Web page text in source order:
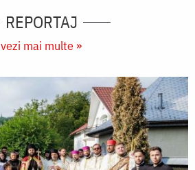
REPORTAJ
vezi mai multe »